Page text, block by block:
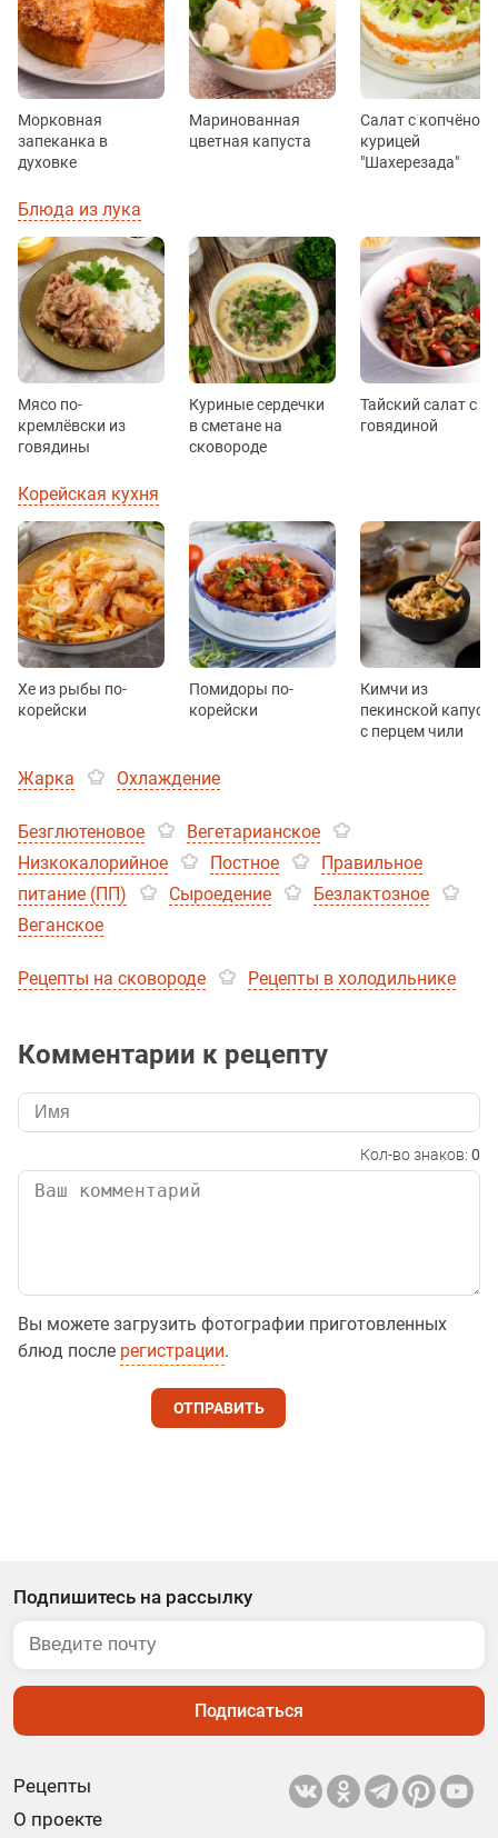
Морковная
запеканка в
духовке
Маринованная
цветная капуста
Салат с копчёной
курицей
"Шахерезада"
Блюда из лука
Мясо по-
кремлёвски из
говядины
Куриные сердечки
в сметане на
сковороде
Тайский салат с
говядиной
Корейская кухня
Хе из рыбы по-
корейски
Помидоры по-
корейски
Кимчи из
пекинской
с перцем чили
Жарка Охлаждение
Безглютеновое
Вегетарианское
Низкокалорийное
Постное
Правильное
питание (ПП)
Сыроедение
Безлактозное
Веганское
Рецепты на сковороде Рецепты в холодильнике
Комментарии к рецепту
Кол-во знаков: 0
Вы можете загрузить фотографии приготовленных
блюд после регистрации.
ОТПРАВИТЬ
Рецепты
О проекте
Подпишитесь на рассылку
Подписаться